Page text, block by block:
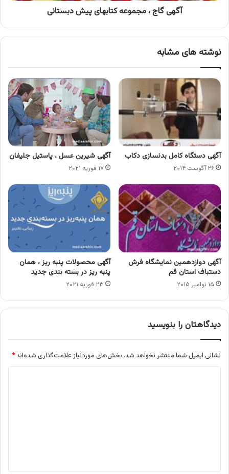
آگهی گاج ، مجموعه کتابهای پیش دبستانی
نوشته های مشابه
آگهی دستگاه کامل بدنسازی دکاب
۲۶ آگوست ۲۰۱۴
آگهی شیرین عسل ، پاستیل جلیفان
۱۷ فوریه ۲۰۲۱
آگهی دوازدهمین نمایشگاه فرش
دستباف استان قم
۱۵ نوامبر ۲۰۱۵
آگهی محصولات پنبه ریز ، همان
پنبه ریز در بسته بندی جدید
۲۳ فوریه ۲۰۲۱
دیدگاهتان را بنویسید
نشانی ایمیل شما منتشر نخواهد شد. بخش‌های موردنیاز علامت‌گذاری شده‌اند*